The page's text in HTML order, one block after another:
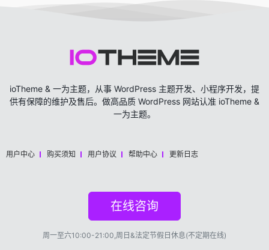
ioTheme & 一为主题，从事 WordPress 主题开发、小程序开发，提
供有保障的维护及售后。做高品质 WordPress 网站认准 ioTheme &
一为主题。
用户中心 购买须知 用户协议 帮助中心 更新日志
在线咨询
周一至六10:00-21:00,周日&法定节假日休息(不定期在线)